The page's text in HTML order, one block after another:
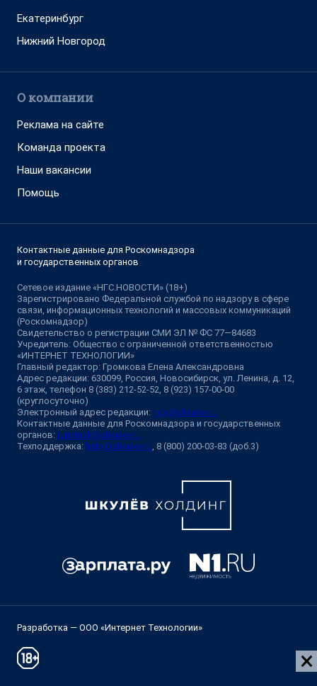
Екатеринбург
Нижний Новгород
О компании
Реклама на сайте
Команда проекта
Наши вакансии
Помощь
Контактные данные для Роскомнадзора
и государственных органов
Сетевое издание «НГС.НОВОСТИ» (18+)
Зарегистрировано Федеральной службой по надзору в сфере
связи, информационных технологий и массовых коммуникаций
(Роскомнадзор)
Свидетельство о регистрации СМИ ЭЛ № ФС 77—84683
Учредитель: Общество с ограниченной ответственностью
«ИНТЕРНЕТ ТЕХНОЛОГИИ»
Главный редактор: Громкова Елена Александровна
Адрес редакции: 630099, Россия, Новосибирск, ул. Ленина, д. 12,
6 этаж, телефон 8 (383) 212-52-52, 8 (923) 157-00-00
(круглосуточно)
Электронный адрес редакции: ngs@shkulev.ru
Контактные данные для Роскомнадзора и государственных
органов: juristnsk@shkulev.ru
Техподдержка: help@shkulev.ru , 8 (800) 200-03-83 (доб.3)
Разработка — ООО «Интернет Технологии»